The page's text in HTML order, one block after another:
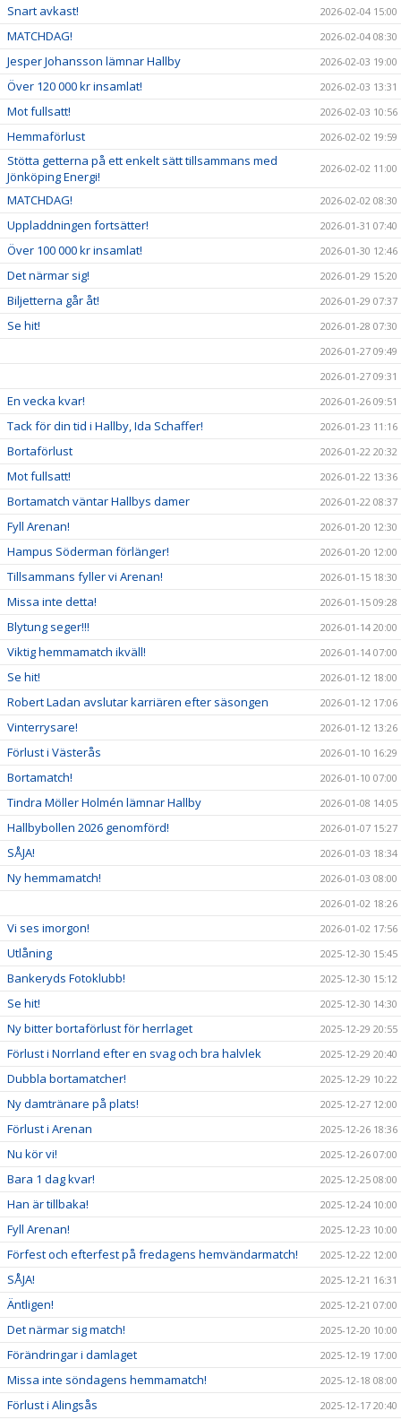
Snart avkast! 2026-02-04 15:00
MATCHDAG! 2026-02-04 08:30
Jesper Johansson lämnar Hallby 2026-02-03 19:00
Över 120 000 kr insamlat! 2026-02-03 13:31
Mot fullsatt! 2026-02-03 10:56
Hemmaförlust 2026-02-02 19:59
Stötta getterna på ett enkelt sätt tillsammans med
Jönköping Energi!
2026-02-02 11:00
MATCHDAG! 2026-02-02 08:30
Uppladdningen fortsätter! 2026-01-31 07:40
Över 100 000 kr insamlat! 2026-01-30 12:46
Det närmar sig! 2026-01-29 15:20
Biljetterna går åt! 2026-01-29 07:37
Se hit!
2026-01-28 07:30
2026-01-27 09:49
2026-01-27 09:31
En vecka kvar! 2026-01-26 09:51
Tack för din tid i Hallby, Ida Schaffer! 2026-01-23 11:16
Bortaförlust 2026-01-22 20:32
Mot fullsatt! 2026-01-22 13:36
Bortamatch väntar Hallbys damer 2026-01-22 08:37
Fyll Arenan! 2026-01-20 12:30
Hampus Söderman förlänger! 2026-01-20 12:00
Tillsammans fyller vi Arenan! 2026-01-15 18:30
Missa inte detta! 2026-01-15 09:28
Blytung seger!!! 2026-01-14 20:00
Viktig hemmamatch ikväll! 2026-01-14 07:00
Se hit! 2026-01-12 18:00
Robert Ladan avslutar karriären efter säsongen 2026-01-12 17:06
Vinterrysare! 2026-01-12 13:26
Förlust i Västerås 2026-01-10 16:29
Bortamatch! 2026-01-10 07:00
Tindra Möller Holmén lämnar Hallby 2026-01-08 14:05
Hallbybollen 2026 genomförd! 2026-01-07 15:27
SÅJA! 2026-01-03 18:34
Ny hemmamatch!
2026-01-03 08:00
2026-01-02 18:26
Vi ses imorgon! 2026-01-02 17:56
Utlåning 2025-12-30 15:45
Bankeryds Fotoklubb! 2025-12-30 15:12
Se hit! 2025-12-30 14:30
Ny bitter bortaförlust för herrlaget 2025-12-29 20:55
Förlust i Norrland efter en svag och bra halvlek 2025-12-29 20:40
Dubbla bortamatcher! 2025-12-29 10:22
Ny damtränare på plats! 2025-12-27 12:00
Förlust i Arenan 2025-12-26 18:36
Nu kör vi! 2025-12-26 07:00
Bara 1 dag kvar! 2025-12-25 08:00
Han är tillbaka! 2025-12-24 10:00
Fyll Arenan! 2025-12-23 10:00
Förfest och efterfest på fredagens hemvändarmatch! 2025-12-22 12:00
SÅJA! 2025-12-21 16:31
Äntligen! 2025-12-21 07:00
Det närmar sig match! 2025-12-20 10:00
Förändringar i damlaget 2025-12-19 17:00
Missa inte söndagens hemmamatch! 2025-12-18 08:00
Förlust i Alingsås 2025-12-17 20:40